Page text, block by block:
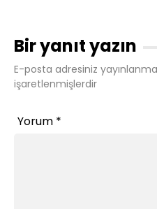
Bir yanıt yazın
E-posta adresiniz
işaretlenmişlerdir
Yorum *